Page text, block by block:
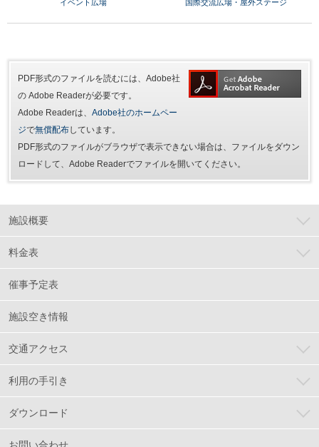
イベント広場 国際交流広場・屋外ステージ
PDF形式のファイルを読むには、Adobe社
の Adobe Readerが必要です。
Adobe Readerは、 Adobe社のホームペー
ジで無償配布しています。
PDF形式のファイルがブラウザで表示できない場合は、ファイルをダウン
ロードして、Adobe Readerでファイルを開いてください。
施設概要
料金表
催事予定表
施設空き情報
交通アクセス
利用の手引き
ダウンロード